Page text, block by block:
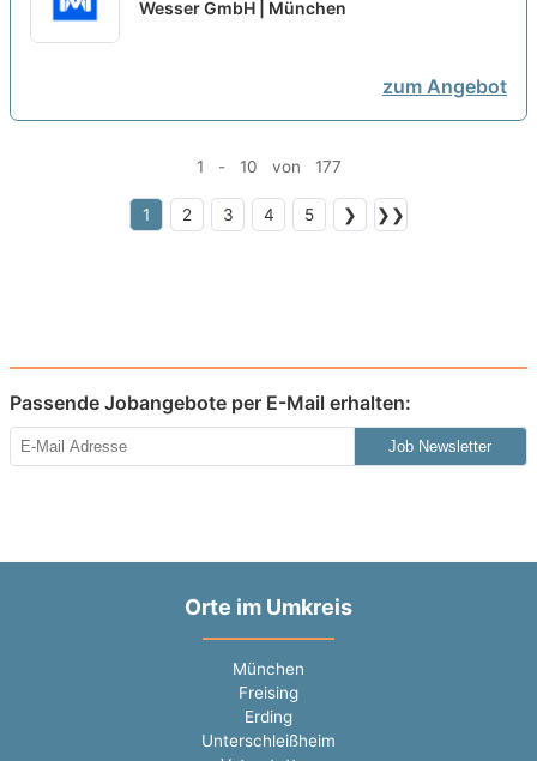
Wesser GmbH | München
zum Angebot
1 - 10 von 177
1 2 3 4 5 ❯ ❯❯
Passende Jobangebote per E-Mail erhalten:
Job Newsletter
Orte im Umkreis
München
Freising
Erding
Unterschleißheim